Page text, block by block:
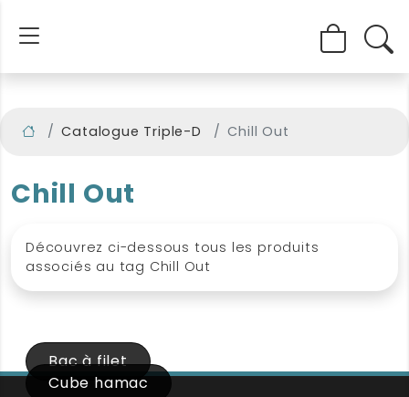
Catalogue Triple-D Chill Out
Chill Out
Découvrez ci-dessous tous les produits
associés au tag Chill Out
Bac à filet
Cube hamac